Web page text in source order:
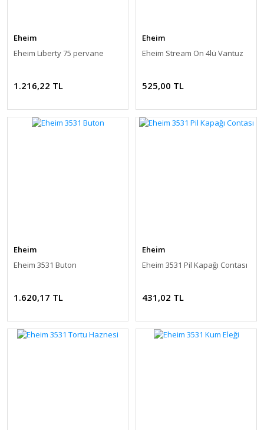
Eheim
Eheim Liberty 75 pervane
1.216,22 TL
Eheim
Eheim Stream On 4lü Vantuz
525,00 TL
Eheim
Eheim 3531 Buton
1.620,17 TL
Eheim
Eheim 3531 Pil Kapağı Contası
431,02 TL